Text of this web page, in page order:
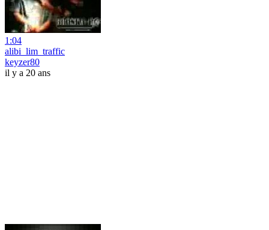
1:04
alibi_lim_traffic
keyzer80
il y a 20 ans